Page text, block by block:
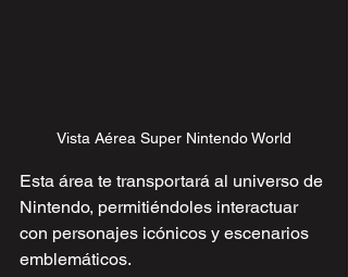
Vista Aérea Super Nintendo World
Esta área te transportará al universo de
Nintendo, permitiéndoles interactuar
con personajes icónicos y escenarios
emblemáticos.